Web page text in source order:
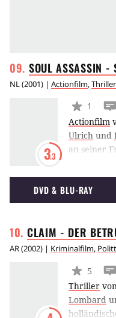
SOUL ASSASSIN
NL(2001) | Actionfilm,Thriller
3.3
1
Actionfilm
Ulrich und
an seiner
macht er
gerät
tätigen
Firma
rosige
einem
plötzlich
DVD & BLU-RAY
CLAIM - DER
AR(2002) | Kriminalfilm,
5
Thriller
Lombard